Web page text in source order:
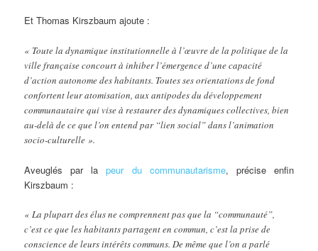
Et Thomas Kirszbaum ajoute :
« Toute la dynamique institutionnelle à l’œuvre de la politique de la
ville française concourt à inhiber l’émergence d’une capacité
d’action autonome des habitants. Toutes ses orientations de fond
confortent leur atomisation, aux antipodes du développement
communautaire qui vise à restaurer des dynamiques collectives, bien
au-delà de ce que l’on entend par “lien social” dans l’animation
socio-culturelle ».
Aveuglés par lapeur du communautarisme, précise enfin
Kirszbaum :
« La plupart des élus ne comprennent pas que la “communauté”,
c’est ce que les habitants partagent en commun, c’est la prise de
conscience de leurs intérêts communs. De même que l’on a parlé